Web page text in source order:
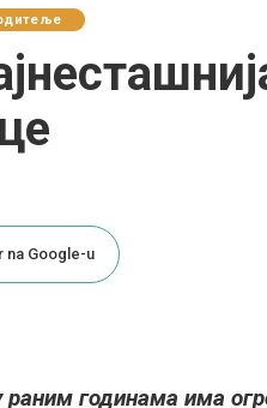
na Google-u
раним годинама има